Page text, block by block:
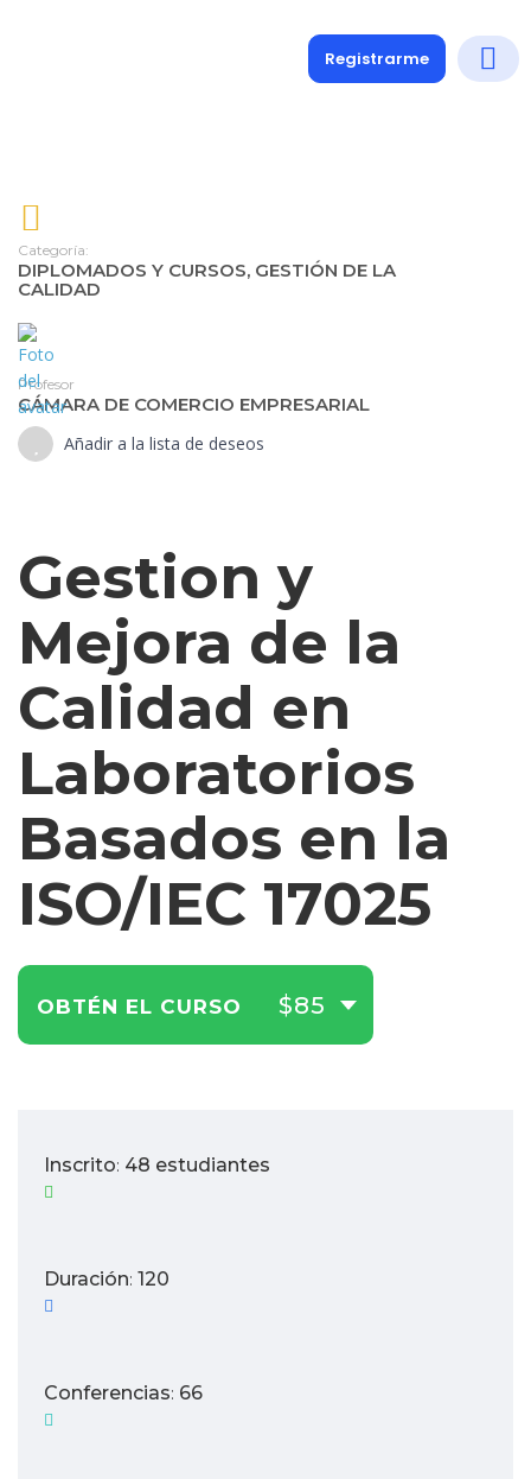
Registrarme
Categoría:
DIPLOMADOS Y CURSOS, GESTIÓN DE LA
CALIDAD
Profesor
CÁMARA DE COMERCIO EMPRESARIAL
Añadir a la lista de deseos
Gestion y
Mejora de la
Calidad en
Laboratorios
Basados en la
ISO/IEC 17025
OBTÉN EL CURSO $85
Inscrito: 48 estudiantes
Duración: 120
Conferencias: 66